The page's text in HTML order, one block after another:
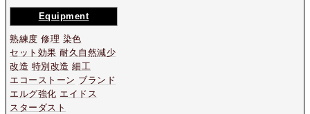
Equipment
熟練度 修理 染色
セット効果 耐久自然減少
改造 特別改造 細工
エコーストーン ブランド
エルグ強化 エイドス
スターダスト